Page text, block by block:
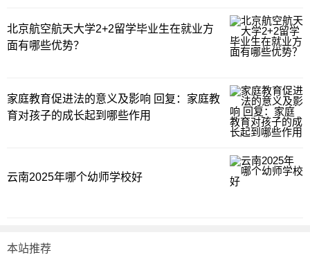
北京航空航天大学2+2留学毕业生在就业方
面有哪些优势？
家庭教育促进法的意义及影响 回复：家庭教
育对孩子的成长起到哪些作用
云南2025年哪个幼师学校好
本站推荐